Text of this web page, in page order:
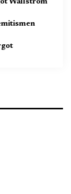
Wallström